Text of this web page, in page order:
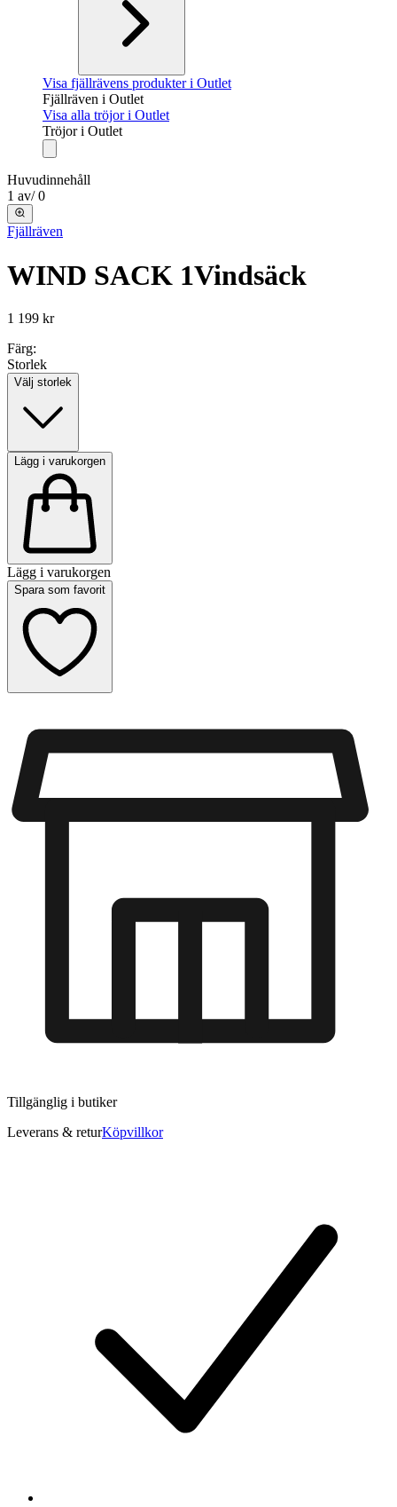
Visa fjällrävens produkter i Outlet
Fjällräven i Outlet
Visa alla tröjor i Outlet
Tröjor i Outlet
Huvudinnehåll
1 av/ 0
Fjällräven
WIND SACK 1Vindsäck
1 199 kr
Färg:
Storlek
Välj storlek
Lägg i varukorgen
Lägg i varukorgen
Spara som favorit
Tillgänglig i butiker
Leverans & returKöpvillkor